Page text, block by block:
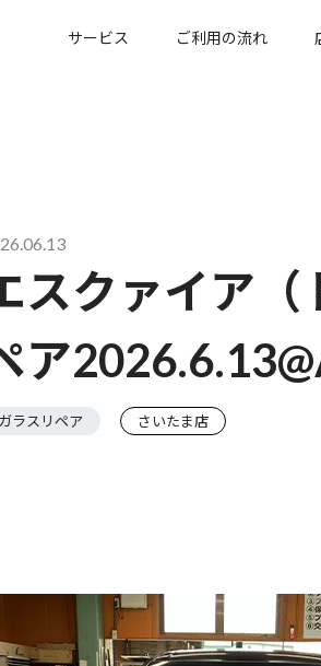
サービス ご利用の流れ
スクァイア（
ア
ラスリペア さいたま店